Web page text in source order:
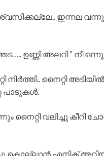
ഇന്നല
ഉണ്ണി അലറി ” നീ
നിർത്തി.. നൈറ്റി
പാടുകൾ.
നൈറ്റി വലിച്ചു കീറി
കൊല്ലാൻ എനിക്